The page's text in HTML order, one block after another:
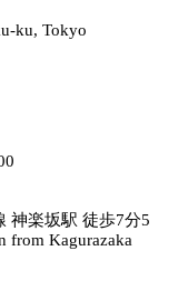
ku, Tokyo
神楽坂駅 徒歩7分5
from Kagurazaka